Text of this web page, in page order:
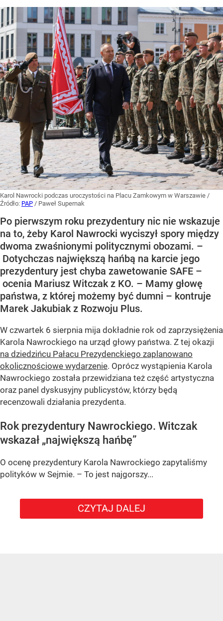
Karol Nawrocki podczas uroczystości na Placu Zamkowym w Warszawie /
Źródło: PAP / Paweł Supernak
Po pierwszym roku prezydentury nic nie wskazuje
na to, żeby Karol Nawrocki wyciszył spory między
dwoma zwaśnionymi politycznymi obozami. –
Dotychczas największą hańbą na karcie jego
prezydentury jest chyba zawetowanie SAFE –
ocenia Mariusz Witczak z KO. – Mamy głowę
państwa, z której możemy być dumni – kontruje
Marek Jakubiak z Rozwoju Plus.
W czwartek 6 sierpnia mija dokładnie rok od zaprzysiężenia
Karola Nawrockiego na urząd głowy państwa. Z tej okazji
na dziedzińcu Pałacu Prezydenckiego zaplanowano
okolicznościowe wydarzenie. Oprócz wystąpienia Karola
Nawrockiego została przewidziana też część artystyczna
oraz panel dyskusyjny publicystów, którzy będą
recenzowali działania prezydenta.
Rok prezydentury Nawrockiego. Witczak
wskazał „największą hańbę”
O ocenę prezydentury Karola Nawrockiego zapytaliśmy
polityków w Sejmie. – To jest najgorszy...
CZYTAJ DALEJ